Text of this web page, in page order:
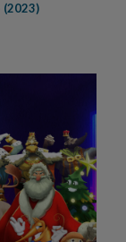
(2023)